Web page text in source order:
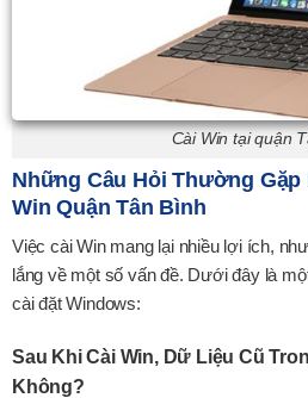
Cài Win tại quận
Những Câu Hỏi Thường Gặp
Win Quận Tân Bình
Việc cài Win mang lại nhiều lợi ích,
lắng về một số vấn đề. Dưới đây là
cài đặt Windows:
Sau Khi Cài Win, Dữ Liệu Cũ
Không?